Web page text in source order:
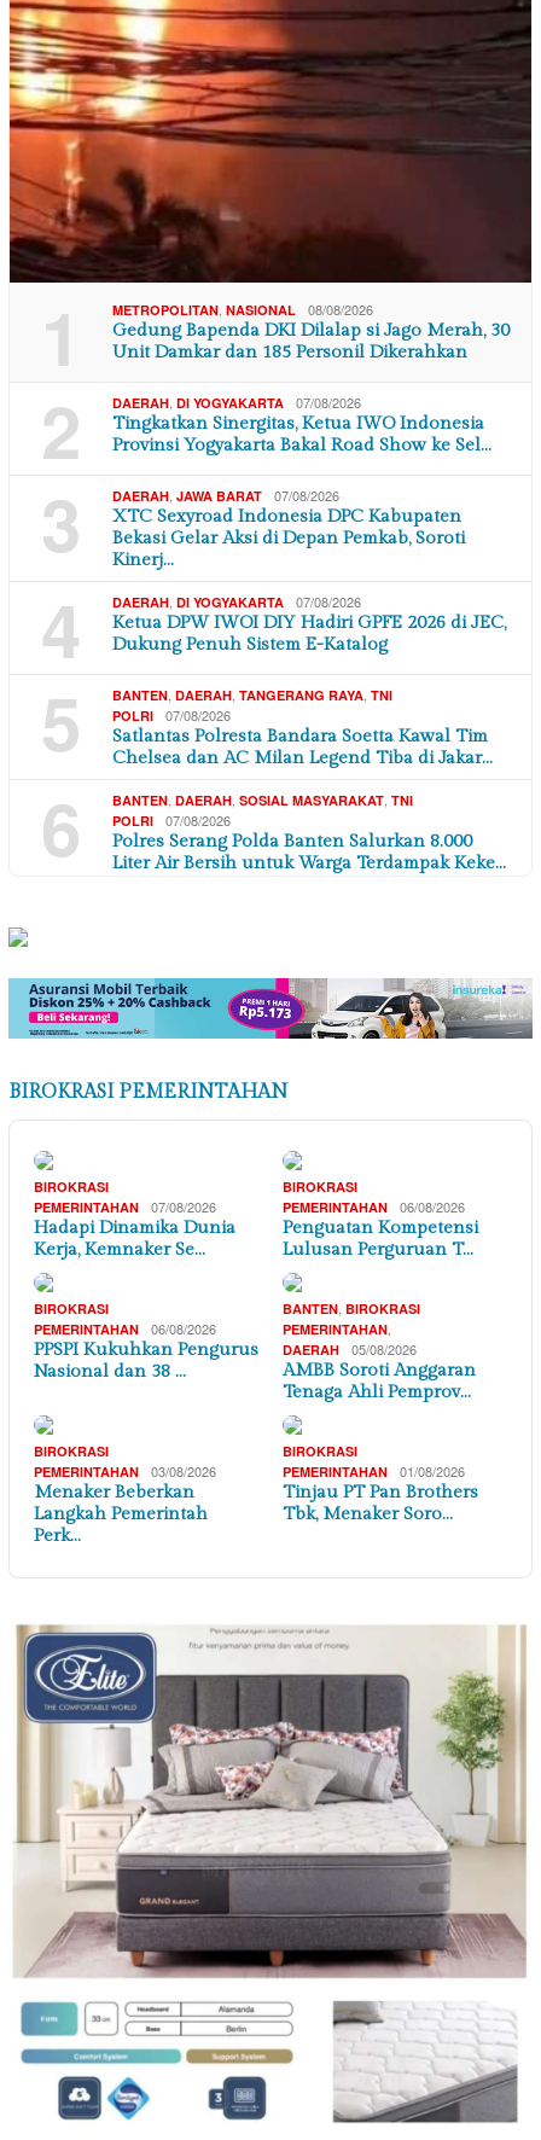
1 METROPOLITAN, NASIONAL 08/08/2026
Gedung Bapenda DKI Dilalap si Jago Merah, 30
Unit Damkar dan 185 Personil Dikerahkan
2 DAERAH, DI YOGYAKARTA 07/08/2026
Tingkatkan Sinergitas, Ketua IWO Indonesia
Provinsi Yogyakarta Bakal Road Show ke Sel…
3 DAERAH, JAWA BARAT 07/08/2026
XTC Sexyroad Indonesia DPC Kabupaten
Bekasi Gelar Aksi di Depan Pemkab, Soroti
Kinerj…
4 DAERAH, DI YOGYAKARTA 07/08/2026
Ketua DPW IWOI DIY Hadiri GPFE 2026 di JEC,
Dukung Penuh Sistem E-Katalog
5 BANTEN, DAERAH, TANGERANG RAYA, TNI
POLRI
07/08/2026
Satlantas Polresta Bandara Soetta Kawal Tim
Chelsea dan AC Milan Legend Tiba di Jakar…
6 BANTEN, DAERAH, SOSIAL MASYARAKAT, TNI
POLRI
07/08/2026
Polres Serang Polda Banten Salurkan 8.000
Liter Air Bersih untuk Warga Terdampak Keke…
BIROKRASI PEMERINTAHAN
BIROKRASI
PEMERINTAHAN
07/08/2026
Hadapi Dinamika Dunia
Kerja, Kemnaker Se…
BIROKRASI
PEMERINTAHAN
06/08/2026
Penguatan Kompetensi
Lulusan Perguruan T…
BIROKRASI
PEMERINTAHAN
06/08/2026
PPSPI Kukuhkan Pengurus
Nasional dan 38 …
BANTEN BIROKRASI
PEMERINTAHAN
DAERAH 05/08/2026
AMBB Soroti Anggaran
Tenaga Ahli Pemprov…
BIROKRASI
PEMERINTAHAN
03/08/2026
Menaker Beberkan
Langkah Pemerintah
Perk…
BIROKRASI
PEMERINTAHAN
01/08/2026
Tinjau PT Pan Brothers
Tbk, Menaker Soro…